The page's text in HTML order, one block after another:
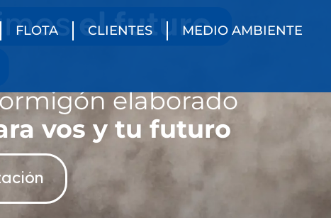
FLOTA CLIENTES MEDIO AMBIENTE
elaborado
vos y tu futuro